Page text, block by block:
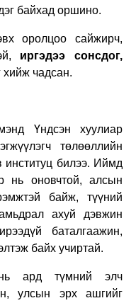
байхад оршино.
оролцоо сайжирч,
иргэдээ сонсдог,
хийж чадсан.
Үндсэн хуулиар
төлөөллийн
институц билээ. Иймд
оновчтой, алсын
байж, түүний
ахуй дэвжин
баталгаажин,
байх учиртай.
ард түмний элч
улсын эрх ашгийг